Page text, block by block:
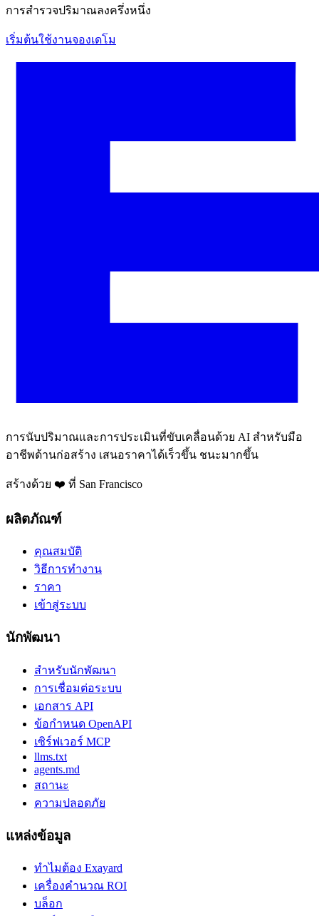
การสำรวจปริมาณลงครึ่งหนึ่ง
เริ่มต้นใช้งานจองเดโม
การนับปริมาณและการประเมินที่ขับเคลื่อนด้วย AI สำหรับมือ
อาชีพด้านก่อสร้าง เสนอราคาได้เร็วขึ้น ชนะมากขึ้น
สร้างด้วย ❤️ ที่ San Francisco
ผลิตภัณฑ์
คุณสมบัติ
วิธีการทำงาน
ราคา
เข้าสู่ระบบ
นักพัฒนา
สำหรับนักพัฒนา
การเชื่อมต่อระบบ
เอกสาร API
ข้อกำหนด OpenAPI
เซิร์ฟเวอร์ MCP
llms.txt
agents.md
สถานะ
ความปลอดภัย
แหล่งข้อมูล
ทำไมต้อง Exayard
เครื่องคำนวณ ROI
บล็อก